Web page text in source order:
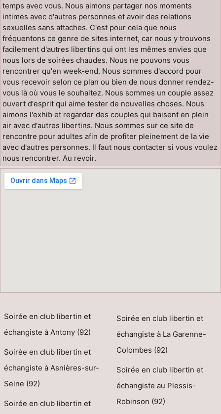
temps avec vous. Nous aimons partager nos moments
intimes avec d'autres personnes et avoir des relations
sexuelles sans attaches. C'est pour cela que nous
fréquentons ce genre de sites internet, car nous y trouvons
facilement d'autres libertins qui ont les mêmes envies que
nous lors de soirées chaudes. Nous ne pouvons vous
rencontrer qu'en week-end. Nous sommes d'accord pour
vous recevoir selon ce plan ou bien de nous donner rendez-
vous là où vous le souhaitez. Nous sommes un couple assez
ouvert d'esprit qui aime tester de nouvelles choses. Nous
aimons l'exhib et regarder des couples qui baisent en plein
air avec d'autres libertins. Nous sommes sur ce site de
rencontre pour adultes afin de profiter pleinement de la vie
avec d'autres personnes. Il faut nous contacter si vous voulez
nous rencontrer. Au revoir.
Soirée en club libertin et
échangiste à Antony (92)
Soirée en club libertin et
échangiste à Asnières-sur-
Seine (92)
Soirée en club libertin et
Soirée en club libertin et
échangiste à La Garenne-
Colombes (92)
Soirée en club libertin et
échangiste au Plessis-
Robinson (92)